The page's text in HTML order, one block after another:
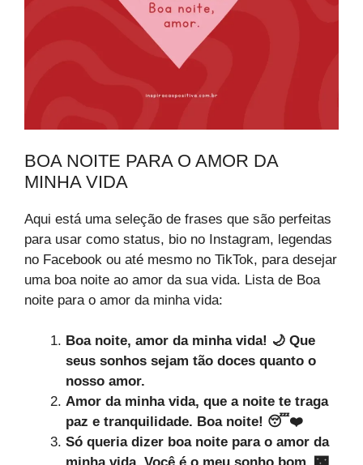
BOA NOITE PARA O AMOR DA
MINHA VIDA
Aqui está uma seleção de frases que são perfeitas
para usar como status, bio no Instagram, legendas
no Facebook ou até mesmo no TikTok, para desejar
uma boa noite ao amor da sua vida. Lista de Boa
noite para o amor da minha vida:
Boa noite, amor da minha vida! 🌙 Que
seus sonhos sejam tão doces quanto o
nosso amor.
Amor da minha vida, que a noite te traga
paz e tranquilidade. Boa noite! 😴❤️
Só queria dizer boa noite para o amor da